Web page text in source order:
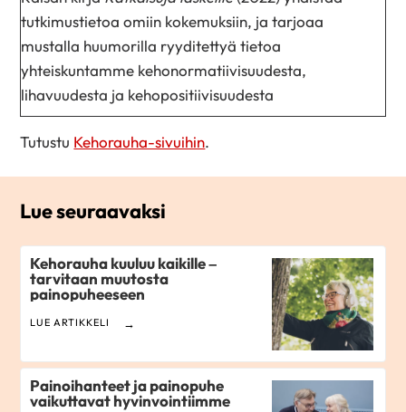
tutkimustietoa omiin kokemuksiin, ja tarjoaa
mustalla huumorilla ryyditettyä tietoa
yhteiskuntamme kehonormatiivisuudesta,
lihavuudesta ja kehopositiivisuudesta
Tutustu Kehorauha-sivuihin.
Lue seuraavaksi
Kehorauha kuuluu kaikille –
tarvitaan muutosta
painopuheeseen
LUE ARTIKKELI
Painoihanteet ja painopuhe
vaikuttavat hyvinvointiimme